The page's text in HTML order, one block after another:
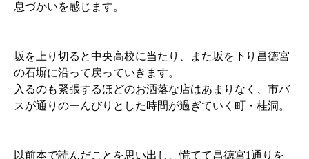
息づかいを感じます。
坂を上り切ると中央高校に当たり、また坂を下り昌徳宮
の石塀に沿って戻っていきます。
入るのも緊張するほどのお洒落な店はあまりなく、市バ
スが通りのーんびりとした時間が過ぎていく町・桂洞。
以前本で読んだことを思い出し、慌てて昌徳宮1通りを